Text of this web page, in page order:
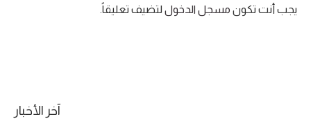
يجب أنت تكون مسجل الدخول لتضيف تعليقاً.
آخر الأخبار